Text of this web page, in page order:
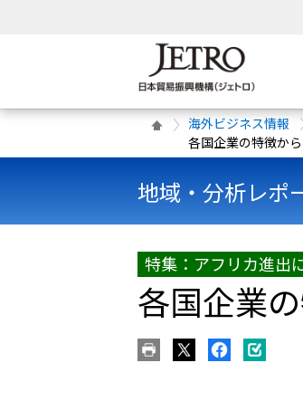
海外ビジネス情報
各国企業の特徴か
地域・分析レポ
特集：アフリカ進出
各国企業